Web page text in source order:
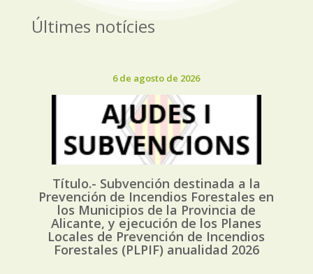
Últimes notícies
6 de agosto de 2026
Título.- Subvención destinada a la
Prevención de Incendios Forestales en
los Municipios de la Provincia de
Alicante, y ejecución de los Planes
Locales de Prevención de Incendios
Forestales (PLPIF) anualidad 2026